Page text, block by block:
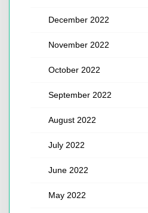
December 2022
November 2022
October 2022
September 2022
August 2022
July 2022
June 2022
May 2022